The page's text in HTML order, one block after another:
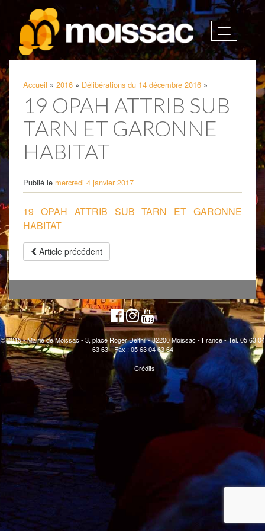
Afficher
la
Accueil » 2016 » Délibérations du 14 décembre 2016 »
19 OPAH ATTRIB SUB
TARN ET GARONNE
HABITAT
Publié le mercredi 4 janvier 2017
19 OPAH ATTRIB SUB TARN ET GARONNE
HABITAT
Article précédent
© 2015 - Mairie de Moissac - 3, place Roger Delthil - 82200 Moissac - France - Tél. 05 63 04
63 63 - Fax : 05 63 04 63 64
Crédits